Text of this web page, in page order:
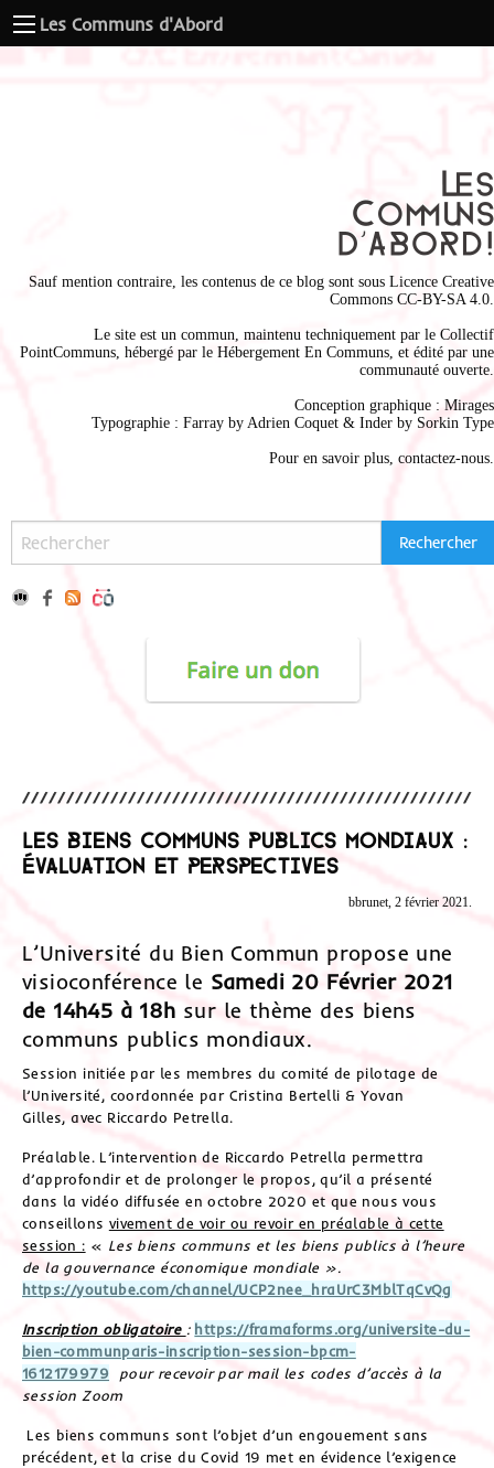
Les Communs d'Abord
Sauf mention contraire, les contenus de ce blog sont sous Licence Creative
Commons CC-BY-SA 4.0
Le site est un commun, maintenu techniquement par le Collectif
PointCommuns , hébergé par le Hébergement En Communs , et édité par une
communauté ouverte.
Conception graphique : Mirages
Typographie : Farray by Adrien Coquet & Inder by Sorkin Type
Pour en savoir plus, contactez-nous
Les biens communs publics mondiaux :
évaluation et perspectives
bbrunet, 2 février 2021.
L’Université du Bien Commun propose une
visioconférence le Samedi 20 Février 2021
de 14h45 à 18h sur le thème des biens
communs publics mondiaux.
Session initiée par les membres du comité de pilotage de
l’Université, coordonnée par Cristina Bertelli & Yovan
Gilles, avec Riccardo Petrella.
Préalable. L’intervention de Riccardo Petrella permettra
d’approfondir et de prolonger le propos, qu’il a présenté
dans la vidéo diffusée en octobre 2020 et que nous vous
conseillons vivement de voir ou revoir en préalable à cette
session : « Les biens communs et les biens publics à l’heure
de la gouvernance économique mondiale ».
https://youtube.com/channel/UCP2nee_hraUrC3MblTqCvQg
Inscription obligatoire : https://framaforms.org/universite-du-
bien-communparis-inscription-session-bpcm-
1612179979
pour recevoir par mail les codes d’accès à la
session Zoom
Les biens communs sont l’objet d’un engouement sans
précédent, et la crise du Covid 19 met en évidence l’exigence